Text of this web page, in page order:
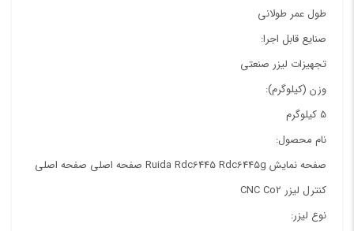
طول عمر طولانی
صنایع قابل اجرا:
تجهیزات لیزر صنعتی
وزن (کیلوگرم):
5 کیلوگرم
نام محصول:
صفحه نمایش Ruida Rdc6445 Rdc6445g صفحه اصلی صفحه اصلی
کنترل لیزر CNC Co2
نوع لیزر: